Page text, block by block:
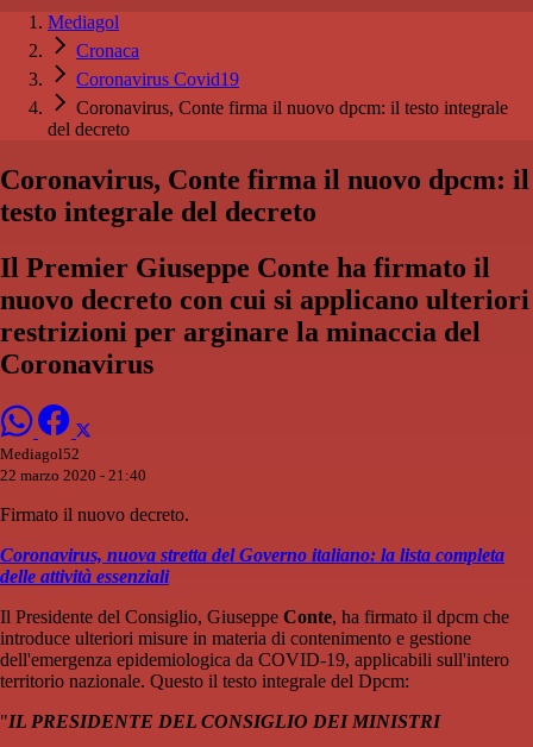
Mediagol
Cronaca
Coronavirus Covid19
Coronavirus, Conte firma il nuovo dpcm: il testo integrale
del decreto
Coronavirus, Conte firma il nuovo dpcm: il
testo integrale del decreto
Il Premier Giuseppe Conte ha firmato il
nuovo decreto con cui si applicano ulteriori
restrizioni per arginare la minaccia del
Coronavirus
Mediagol52
22 marzo 2020 - 21:40
Firmato il nuovo decreto.
Coronavirus, nuova stretta del Governo italiano: la lista completa
delle attività essenziali
Il Presidente del Consiglio, Giuseppe Conte, ha firmato il dpcm che
introduce ulteriori misure in materia di contenimento e gestione
dell'emergenza epidemiologica da COVID-19, applicabili sull'intero
territorio nazionale. Questo il testo integrale del Dpcm:
"IL PRESIDENTE DEL CONSIGLIO DEI MINISTRI